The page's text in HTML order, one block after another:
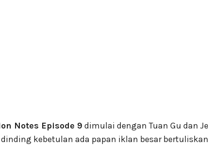
Notes Episode 9 dimulai dengan Tuan Gu dan
dinding kebetulan ada papan iklan besar